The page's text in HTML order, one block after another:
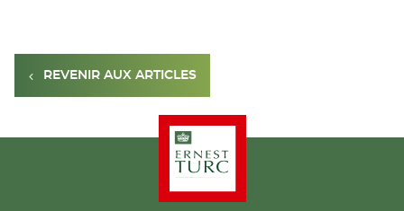
REVENIR AUX ARTICLES